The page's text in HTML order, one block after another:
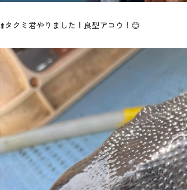
⬆️タクミ君やりました！良型アコウ！😊